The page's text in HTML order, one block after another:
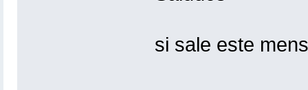
si sale este